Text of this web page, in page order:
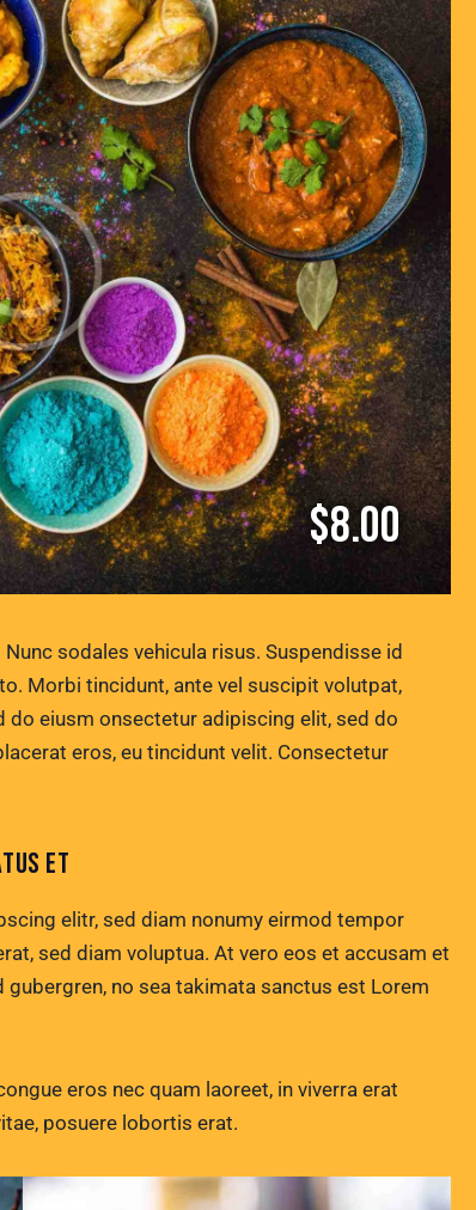
$8.00
sodales vehicula risus. Suspendisse id
Morbi tincidunt, ante vel suscipit volutpat,
eiusm onsectetur adipiscing elit, sed do
eros, eu tincidunt velit. Consectetur
ET
elitr, sed diam nonumy eirmod tempor
sed diam voluptua. At vero eos et accusam et
no sea takimata sanctus est Lorem
eros nec quam laoreet, in viverra erat
posuere lobortis erat.